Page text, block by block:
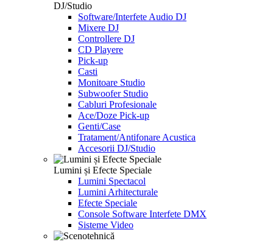
DJ/Studio
Software/Interfete Audio DJ
Mixere DJ
Controllere DJ
CD Playere
Pick-up
Casti
Monitoare Studio
Subwoofer Studio
Cabluri Profesionale
Ace/Doze Pick-up
Genti/Case
Tratament/Antifonare Acustica
Accesorii DJ/Studio
Lumini și Efecte Speciale
Lumini Spectacol
Lumini Arhitecturale
Efecte Speciale
Console Software Interfete DMX
Sisteme Video